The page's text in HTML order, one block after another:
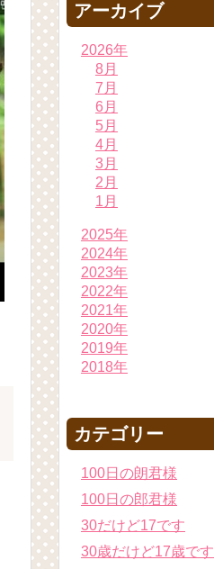
アーカイブ
2026年
8月
7月
6月
5月
4月
3月
2月
1月
2025年
2024年
2023年
2022年
2021年
2020年
2019年
2018年
カテゴリー
100日の朗君様
100日の郎君様
30だけど17です
30歳だけど17歳です